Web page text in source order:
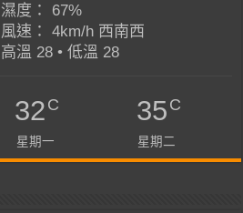
濕度： 67%
風速： 4km/h 西南西
高溫 28 • 低溫 28
32C
星期一
35C
星期二